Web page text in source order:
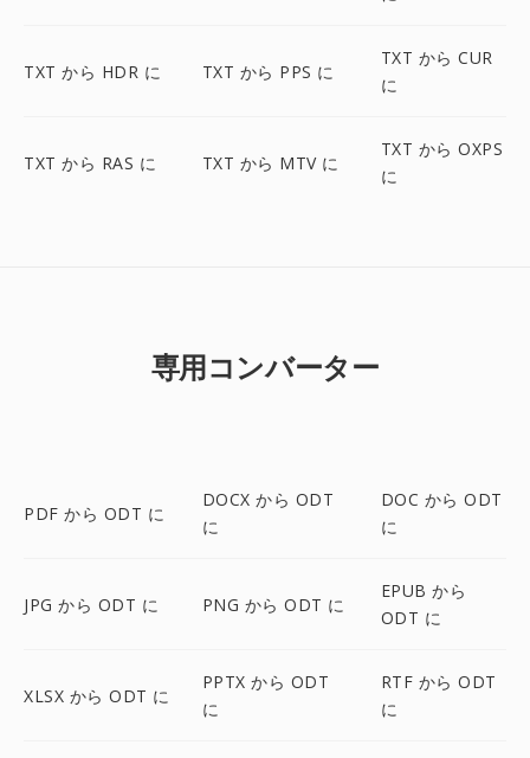
TXT から HDR に TXT から PPS に
TXT から CUR
に
TXT から RAS に TXT から MTV に
TXT から OXPS
に
専用コンバーター
PDF から ODT に
DOCX から ODT
に
DOC から ODT
に
JPG から ODT に PNG から ODT に
EPUB から
ODT に
XLSX から ODT に
PPTX から ODT
に
RTF から ODT
に